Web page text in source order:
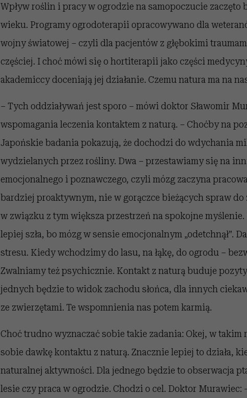
Wpływ roślin i pracy w ogrodzie na samopoczucie zaczęto
wieku. Programy ogrodoterapii opracowywano dla
wojny światowej – czyli dla pacjentów z głębokimi
częściej. I choć mówi się o hortiterapii jako części
akademiccy doceniają jej działanie. Czemu natura ma na
– Tych oddziaływań jest sporo – mówi doktor Sławomir
wspomagania leczenia kontaktem z naturą. – Choćby na
Japońskie badania pokazują, że dochodzi do wdychania
wydzielanych przez rośliny. Dwa – przestawiamy się na
emocjonalnego i poznawczego, czyli mózg zaczyna
bardziej proaktywnym, nie w gorączce bieżących spraw do
w związku z tym większa przestrzeń na spokojne myślenie.
lepiej szła, bo mózg w sensie emocjonalnym „odetchnął”.
stresu. Kiedy wchodzimy do lasu, na łąkę, do ogrodu –
Zwalniamy też psychicznie. Kontakt z naturą buduje
jednych będzie to widok zachodu słońca, dla innych
ze zwierzętami. Te wspomnienia nas potem karmią.
Choć trudno wyznaczać sobie takie zadania: Okej, w takim
sobie dawkę kontaktu z naturą. Znacznie lepiej to działa,
naturalnej aktywności. Dla jednego będzie to obserwacja
lesie czy praca w ogrodzie. Chodzi o cel. Doktor Murawiec: